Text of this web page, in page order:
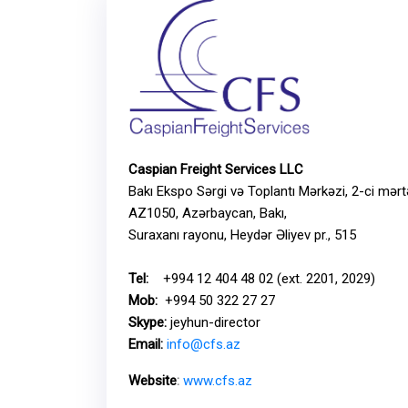
Caspian Freight Services LLC
Bakı Ekspo Sərgi və Toplantı Mərkəzi, 2-ci
AZ1050, Azərbaycan, Bakı,
Suraxanı rayonu, Heydər Əliyev pr., 515
Tel: +994 12 404 48 02 (ext. 2201, 2029)
Mob: +994 50 322 27 27
Skype: jeyhun-director
Email: info@cfs.az
Website: www.cfs.az